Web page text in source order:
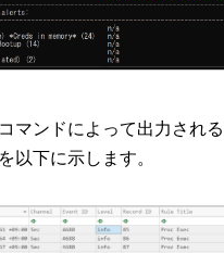
マンドによって出力され
以下に示します。